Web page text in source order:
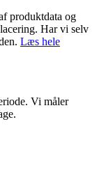
produktdata og
Har vi selv
Læs hele
Vi måler